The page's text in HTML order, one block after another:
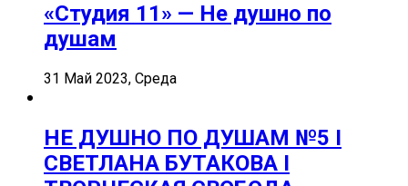
«Студия 11» — Не душно по
душам
31 Май 2023, Среда
НЕ ДУШНО ПО ДУШАМ №5 I
СВЕТЛАНА БУТАКОВА I